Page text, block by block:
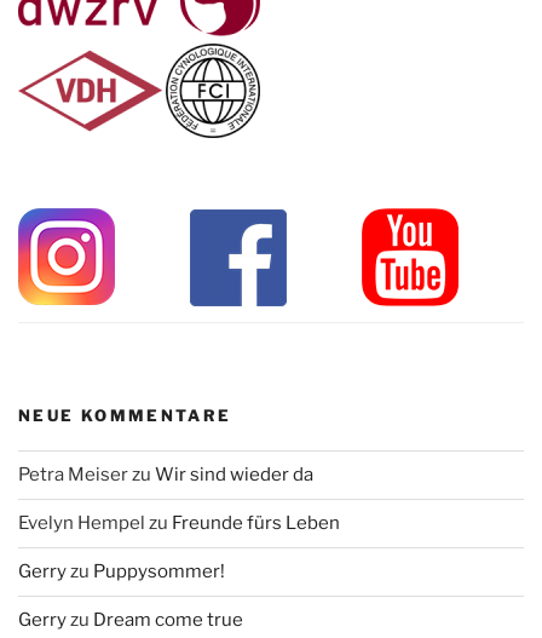
NEUE KOMMENTARE
Petra Meiserzu Wir sind wieder da
Evelyn Hempel zu Freunde fürs Leben
Gerryzu Puppysommer!
Gerryzu Dream come true